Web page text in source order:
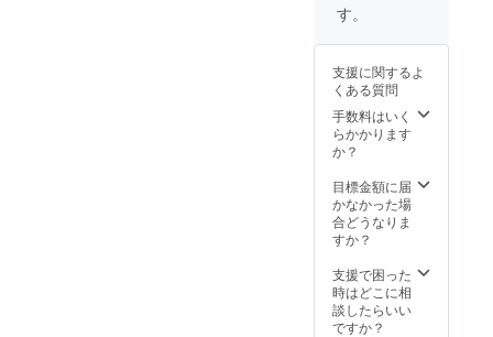
律で禁
ていま
す ※ 配
送日時
の指定
は致し
す。ご
了承く
ださ
い。
す。
支援に関するよ
くある質問
手数料はいく
らかかります
か？
目標金額に届
かなかった場
合どうなりま
すか？
支援で困った
時はどこに相
談したらいい
ですか？